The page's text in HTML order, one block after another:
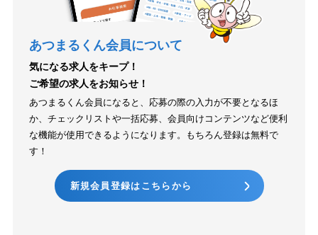
あつまるくん会員について
気になる求人をキープ！
ご希望の求人をお知らせ！
あつまるくん会員になると、応募の際の入力が不要となるほ
か、チェックリストや一括応募、会員向けコンテンツなど便利
な機能が使用できるようになります。もちろん登録は無料で
す！
新規会員登録はこちらから